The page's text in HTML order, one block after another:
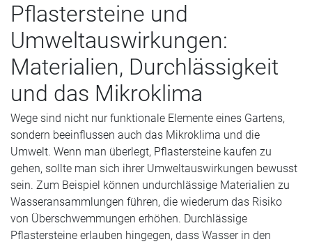
Pflastersteine und
Umweltauswirkungen:
Materialien, Durchlässigkeit
und das Mikroklima
Wege sind nicht nur funktionale Elemente eines Gartens,
sondern beeinflussen auch das Mikroklima und die
Umwelt. Wenn man überlegt, Pflastersteine kaufen zu
gehen, sollte man sich ihrer Umweltauswirkungen bewusst
sein. Zum Beispiel können undurchlässige Materialien zu
Wasseransammlungen führen, die wiederum das Risiko
von Überschwemmungen erhöhen. Durchlässige
Pflastersteine erlauben hingegen, dass Wasser in den